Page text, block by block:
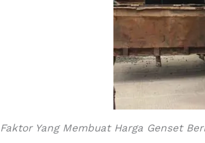
Faktor Yang Membuat Harga Genset